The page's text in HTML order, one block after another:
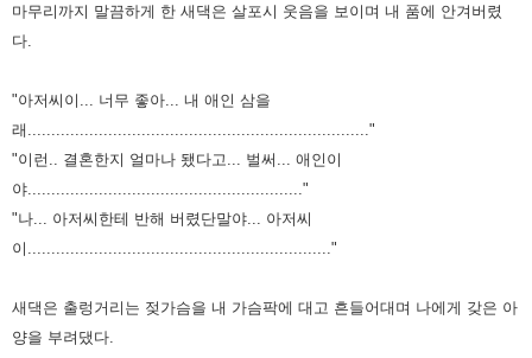
마무리까지 말끔하게 한 새댁은 살포시 웃음을 보이며 내 품에 안겨버렸
다.
"아저씨이... 너무 좋아... 내 애인 삼을
래........................................................................"
"이런.. 결혼한지 얼마나 됐다고... 벌써... 애인이
야.........................................................."
"나... 아저씨한테 반해 버렸단말야... 아저씨
이................................................................"
새댁은 출렁거리는 젖가슴을 내 가슴팍에 대고 흔들어대며 나에게 갖은 아
양을 부려댔다.